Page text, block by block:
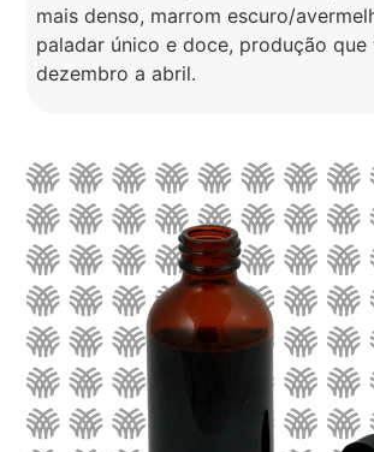
mais denso, marrom escuro/
paladar único e doce, produção que
dezembro a abril.